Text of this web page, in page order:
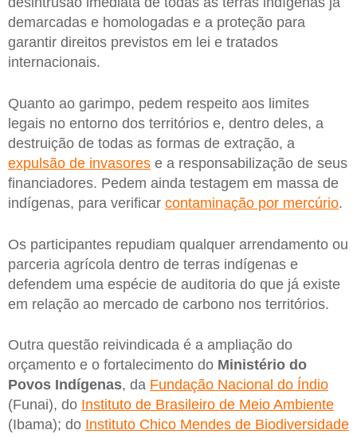
demarcadas e homologadas e a proteção para
garantir direitos previstos em lei e tratados
internacionais.
Quanto ao garimpo, pedem respeito aos limites
legais no entorno dos territórios e, dentro deles, a
destruição de todas as formas de extração, a
expulsão de invasores e a responsabilização de seus
financiadores. Pedem ainda testagem em massa de
indígenas, para verificar contaminação por mercúrio.
Os participantes repudiam qualquer arrendamento ou
parceria agrícola dentro de terras indígenas e
defendem uma espécie de auditoria do que já existe
em relação ao mercado de carbono nos territórios.
Outra questão reivindicada é a ampliação do
orçamento e o fortalecimento do Ministério do
Povos Indígenas, da Fundação Nacional do Índio
(Funai), do Instituto de Brasileiro de Meio Ambiente
(Ibama); do Instituto Chico Mendes de Biodiversidade